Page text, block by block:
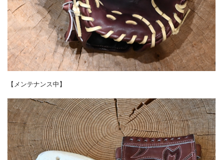
【メンテナンス中】